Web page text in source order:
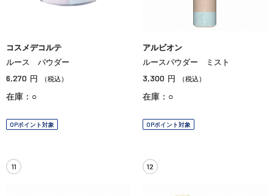
コスメデコルテ
ルース パウダー
6,270 円 （税込）
在庫：○
OPポイント対象
アルビオン
ルースパウダー ミスト
3,300 円 （税込）
在庫：○
OPポイント対象
11 12